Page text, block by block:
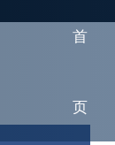
首
页